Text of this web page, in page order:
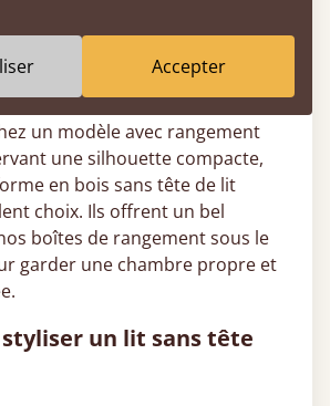
disponible. En les
un mur, vous gagnez encore
un modèle avec rangement
une silhouette compacte,
en bois sans tête de lit
choix. Ils offrent un bel
boîtes de rangement sous le
garder une chambre propre et
un lit sans tête
Accepter